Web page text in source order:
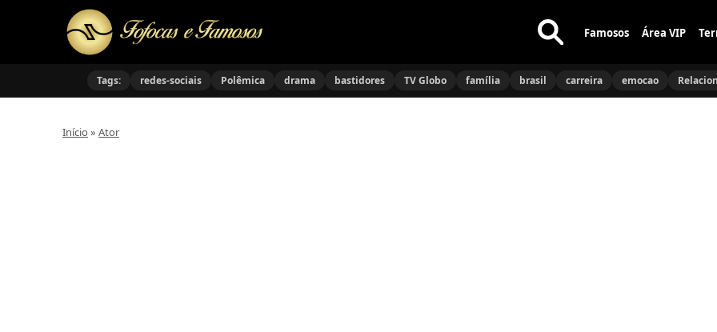
Buscar
no
Famosos Área VIP
Tags: redes-sociais Polêmica drama bastidores TV Globo família brasil carreira emocao
Início » Ator